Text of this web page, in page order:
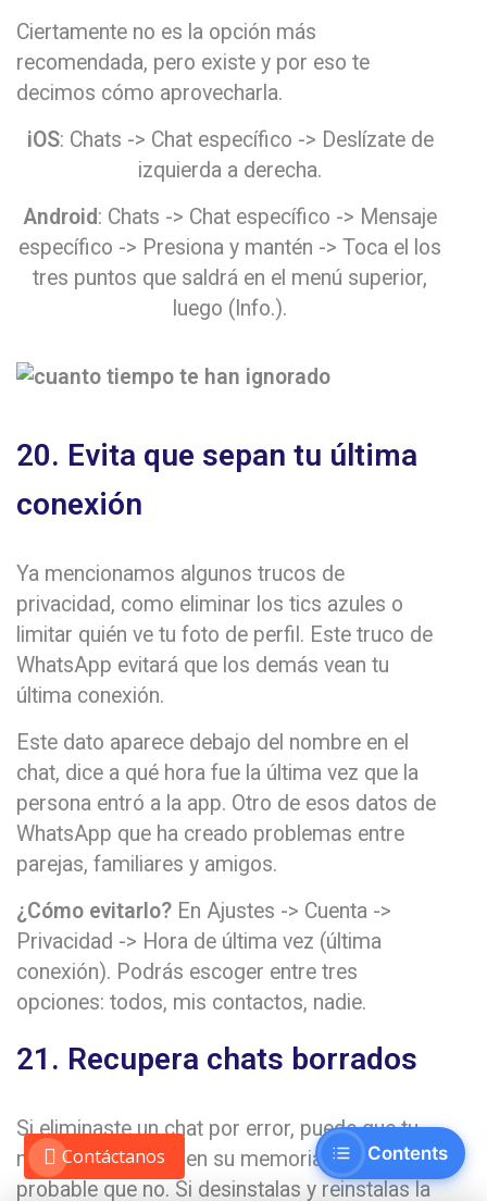
Ciertamente no es la opción más
recomendada, pero existe y por eso te
decimos cómo aprovecharla.
iOS: Chats -> Chat específico -> Deslízate de
izquierda a derecha.
Android: Chats -> Chat específico -> Mensaje
específico -> Presiona y mantén -> Toca el los
tres puntos que saldrá en el menú superior,
luego (Info.).
20. Evita que sepan tu última
conexión
Ya mencionamos algunos trucos de
privacidad, como eliminar los tics azules o
limitar quién ve tu foto de perfil. Este truco de
WhatsApp evitará que los demás vean tu
última conexión.
Este dato aparece debajo del nombre en el
chat, dice a qué hora fue la última vez que la
persona entró a la app. Otro de esos datos de
WhatsApp que ha creado problemas entre
parejas, familiares y amigos.
¿Cómo evitarlo? En Ajustes -> Cuenta ->
Privacidad -> Hora de última vez (última
conexión). Podrás escoger entre tres
opciones: todos, mis contactos, nadie.
21. Recupera chats borrados
Si eliminaste un chat por error, puede que tu
móvil lo almacene en su memoria, aunque es
probable que no. Si desinstalas y reinstalas la
Contents
Contáctanos